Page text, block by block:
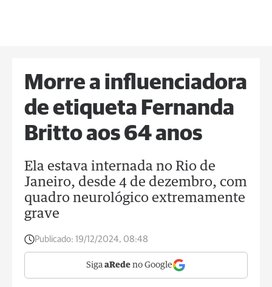
Morre a influenciadora
de etiqueta Fernanda
Britto aos 64 anos
Ela estava internada no Rio de
Janeiro, desde 4 de dezembro, com
quadro neurológico extremamente
grave
Publicado: 19/12/2024, 08:48
Siga aRede no Google